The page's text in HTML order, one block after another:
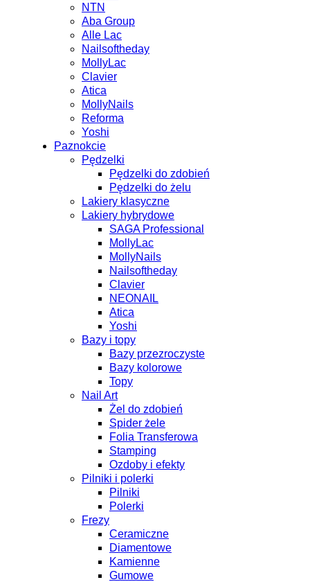
NTN
Aba Group
Alle Lac
Nailsoftheday
MollyLac
Clavier
Atica
MollyNails
Reforma
Yoshi
Paznokcie
Pędzelki
Pędzelki do zdobień
Pędzelki do żelu
Lakiery klasyczne
Lakiery hybrydowe
SAGA Professional
MollyLac
MollyNails
Nailsoftheday
Clavier
NEONAIL
Atica
Yoshi
Bazy i topy
Bazy przezroczyste
Bazy kolorowe
Topy
Nail Art
Żel do zdobień
Spider żele
Folia Transferowa
Stamping
Ozdoby i efekty
Pilniki i polerki
Pilniki
Polerki
Frezy
Ceramiczne
Diamentowe
Kamienne
Gumowe